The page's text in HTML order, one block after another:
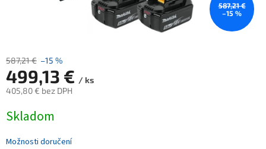
587,21 €
–15 %
587,21 € –15 %
499,13 € / ks
405,80 € bez DPH
cena:
Skladom
Možnosti doručení